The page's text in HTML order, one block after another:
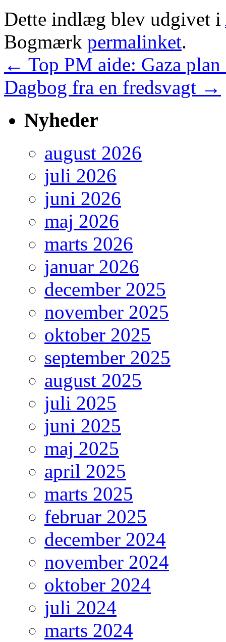
Dette indlæg blev udgivet i
Bogmærk permalinket.
← Top PM aide: Gaza plan
Dagbog fra en fredsvagt →
Nyheder
august 2026
juli 2026
juni 2026
maj 2026
marts 2026
januar 2026
december 2025
november 2025
oktober 2025
september 2025
august 2025
juli 2025
juni 2025
maj 2025
april 2025
marts 2025
februar 2025
december 2024
november 2024
oktober 2024
juli 2024
marts 2024